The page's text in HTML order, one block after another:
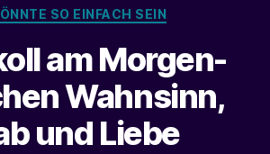
Kategorien
SO EINFACH SEIN
am Morgen-
Wahnsinn,
und Liebe